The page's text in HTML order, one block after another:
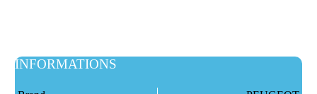
INFORMATIONS